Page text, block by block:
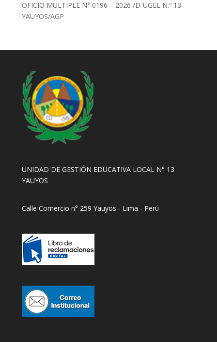
OFICIO MULTIPLE N° 0196 – 2026 /D-UGEL N.º 13-
YAUYOS/AGP
UNIDAD DE GESTIÓN EDUCATIVA LOCAL N° 13
YAUYOS
Calle Comercio n° 259 Yauyos - Lima - Perú